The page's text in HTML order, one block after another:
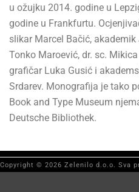
u ožujku 2014. godine u
godine u Frankfurtu.
slikar Marcel Bačić,
Tonko Maroević, dr. sc.
grafičar Luka Gusić i
Srdarev. Monografija je tako
Book and Type Museum
Deutsche Bibliothek.
Copyright © 2026 Zelenilo d.o.o. Sva